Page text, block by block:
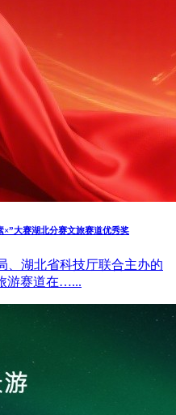
大赛湖北分赛文旅赛道优秀奖
、湖北省科技厅联合主办的
游赛道在…...